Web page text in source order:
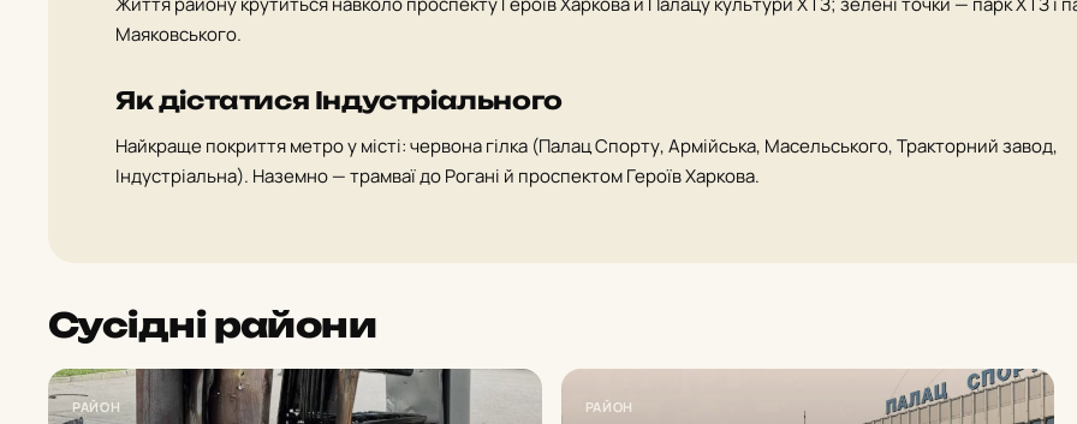
Маяковського.
Як дістатися Індустріального
Найкраще покриття метро у місті: червона гілка (Палац Спорту, Армійська, Масельського, Тракторний завод,
Індустріальна). Наземно — трамваї до Рогані й проспектом Героїв Харкова.
Сусідні райони
РАЙОН РАЙОН